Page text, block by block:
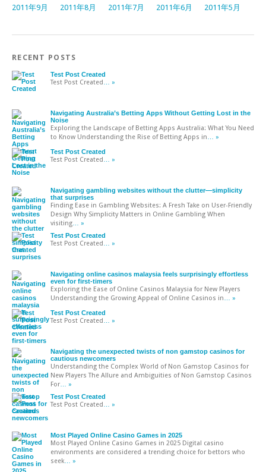
2011年9月
2011年8月 2011年7月 2011年6月 2011年5月
RECENT POSTS
Test Post Created
Test Post Created … »
Navigating Australia’s Betting Apps Without Getting Lost in the
Noise
Exploring the Landscape of Betting Apps Australia: What You Need
to Know Understanding the Rise of Betting Apps in … »
Test Post Created
Test Post Created … »
Navigating gambling websites without the clutter—simplicity
that surprises
Finding Ease in Gambling Websites: A Fresh Take on User-Friendly
Design Why Simplicity Matters in Online Gambling When
visiting … »
Test Post Created
Test Post Created … »
Navigating online casinos malaysia feels surprisingly effortless
even for first-timers
Exploring the Ease of Online Casinos Malaysia for New Players
Understanding the Growing Appeal of Online Casinos in … »
Test Post Created
Test Post Created … »
Navigating the unexpected twists of non gamstop casinos for
cautious newcomers
Understanding the Complex World of Non Gamstop Casinos for
New Players The Allure and Ambiguities of Non Gamstop Casinos
For … »
Test Post Created
Test Post Created … »
Most Played Online Casino Games in 2025
Most Played Online Casino Games in 2025 Digital casino
environments are considered a trending choice for bettors who
seek … »